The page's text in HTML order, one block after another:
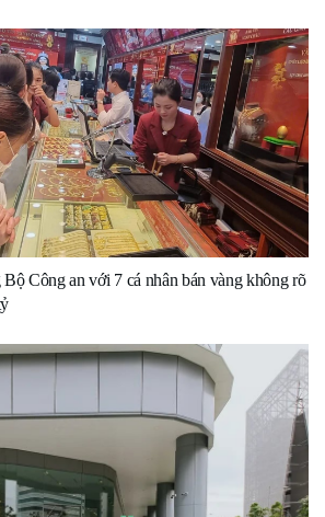
Công an với 7 cá nhân bán vàng không rõ